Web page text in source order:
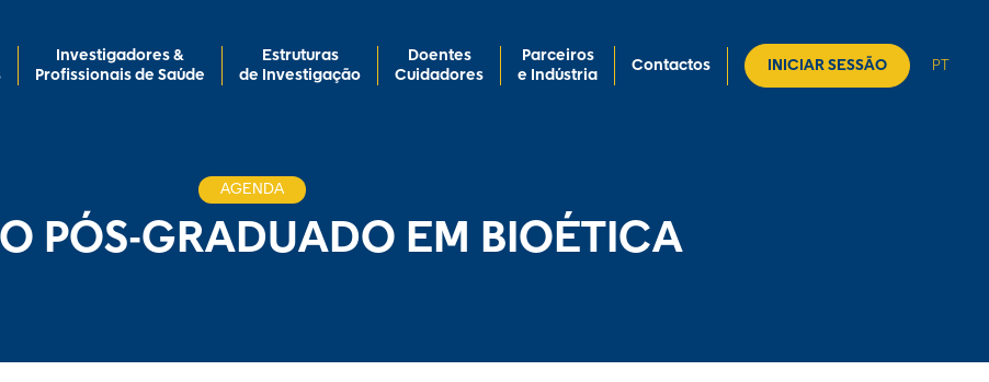
Investigadores &
Profissionais de Saúde
Estruturas
de Investigação
Doentes
Cuidadores
Parceiros
e Indústria
Contactos INICIAR SESSÃO PT
AGENDA
PÓS-GRADUADO EM BIOÉTICA